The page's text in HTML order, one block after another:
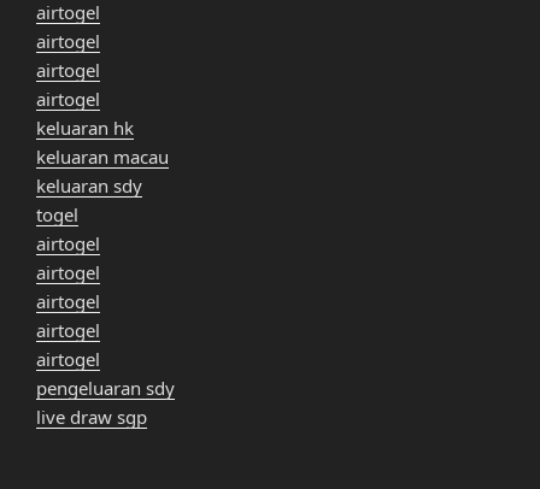
airtogel
airtogel
airtogel
airtogel
keluaran hk
keluaran macau
keluaran sdy
togel
airtogel
airtogel
airtogel
airtogel
airtogel
pengeluaran sdy
live draw sgp